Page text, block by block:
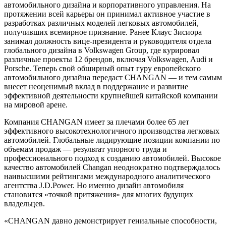
автомобильного дизайна и корпоративного управления. На
протяжении всей карьеры он принимал активное участие в
разработках различных моделей легковых автомобилей,
получивших всемирное признание. Ранее Клаус Зисиора
занимал должность вице-президента и руководителя отдела
глобального дизайна в Volkswagen Group, где курировал
различные проекты 12 брендов, включая Volkswagen, Audi и
Porsche. Теперь свой обширный опыт гуру европейского
автомобильного дизайна передаст CHANGAN — и тем самым
внесет неоценимый вклад в поддержание и развитие
эффективной деятельности крупнейшей китайской компании
на мировой арене.
Компания CHANGAN имеет за плечами более 65 лет
эффективного высокотехнологичного производства легковых
автомобилей. Глобальные лидирующие позиции компании по
объемам продаж — результат упорного труда и
профессионального подход к созданию автомобилей. Высокое
качество автомобилей Changan неоднократно подтверждалось
наивысшими рейтингами международного аналитического
агентства J.D.Power. Но именно дизайн автомобиля
становится «точкой притяжения» для многих будущих
владельцев.
«CHANGAN давно демонстрирует гениальные способности,